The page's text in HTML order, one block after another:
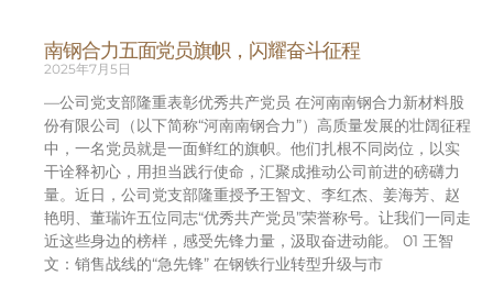
南钢合力五面党员旗帜，闪耀奋斗征程
2025年7月5日
—公司党支部隆重表彰优秀共产党员 在河南南钢合力新材料股
份有限公司（以下简称“河南南钢合力”）高质量发展的壮阔征程
中，一名党员就是一面鲜红的旗帜。他们扎根不同岗位，以实
干诠释初心，用担当践行使命，汇聚成推动公司前进的磅礴力
量。近日，公司党支部隆重授予王智文、李红杰、姜海芳、赵
艳明、董瑞许五位同志“优秀共产党员”荣誉称号。让我们一同走
近这些身边的榜样，感受先锋力量，汲取奋进动能。 01 王智
文：销售战线的“急先锋” 在钢铁行业转型升级与市